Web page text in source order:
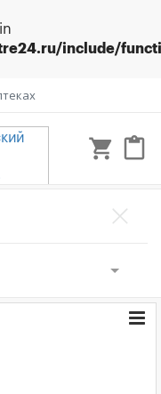
include/
shopping_cart content_paste